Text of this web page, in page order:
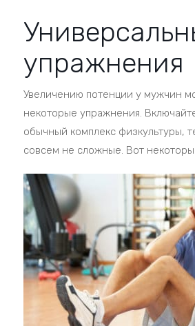
упражнения
Увеличению потенции у мужчин
некоторые упражнения.
обычный комплекс физкультуры,
совсем не сложные. Вот